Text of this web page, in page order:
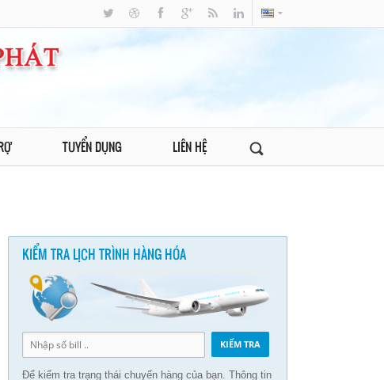
TUYỂN DỤNG LIÊN HỆ
KIỂM TRA LỊCH TRÌNH HÀNG HÓA
Để kiểm tra trạng thái chuyến hàng của bạn. Thông tin